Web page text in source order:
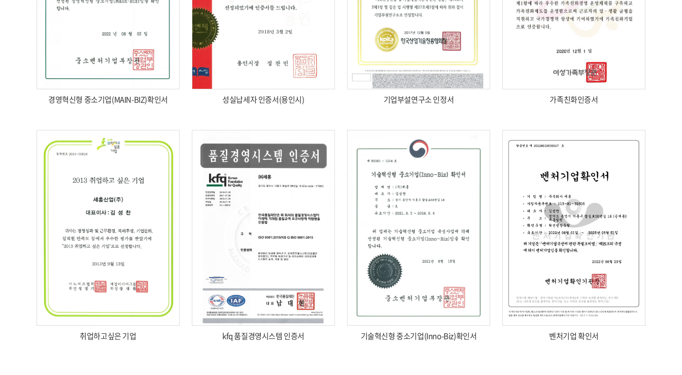
경영혁신형 중소기업(MAIN-BIZ)확인서 성실납세자 인증서(용인시) 기업부설연구소 인정서 가족친화인증서
취업하고싶은 기업 kfq 품질경영시스템 인증서 기술혁신형 중소기업(Inno-Biz)확인서 벤처기업 확인서